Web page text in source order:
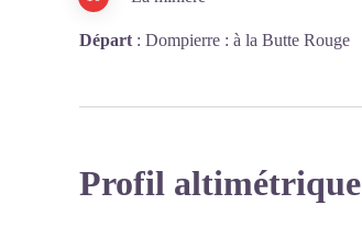
Départ : Dompierre : à la Butte Rouge
Profil altimétrique